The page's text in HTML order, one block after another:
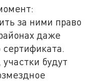
за ними право
даже
будут